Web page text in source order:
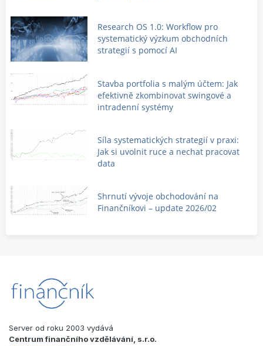
Research OS 1.0: Workflow pro
systematický výzkum obchodních
strategií s pomocí AI
Stavba portfolia s malým účtem: Jak
efektivně zkombinovat swingové a
intradenní systémy
Síla systematických strategií v praxi:
Jak si uvolnit ruce a nechat pracovat
data
Shrnutí vývoje obchodování na
Finančníkovi – update 2026/02
Server od roku 2003 vydává
Centrum finančního vzdělávání, s.r.o.